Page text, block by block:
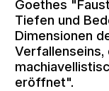
Goethes
Tiefen und
Dimensionen
Verfallenseins,
eröffnet".